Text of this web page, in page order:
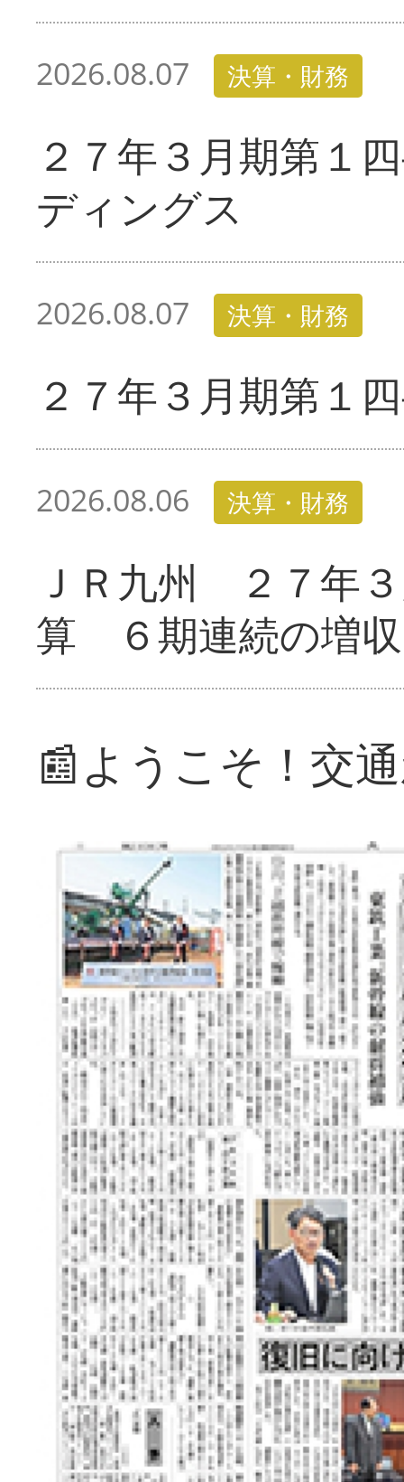
2026.08.07 決算・財務
２７年３月期第１
ディングス
2026.08.07 決算・財務
２７年３月期第１
2026.08.06 決算・財務
ＪＲ九州 ２７年
算 ６期連続の増収
📰ようこそ！交